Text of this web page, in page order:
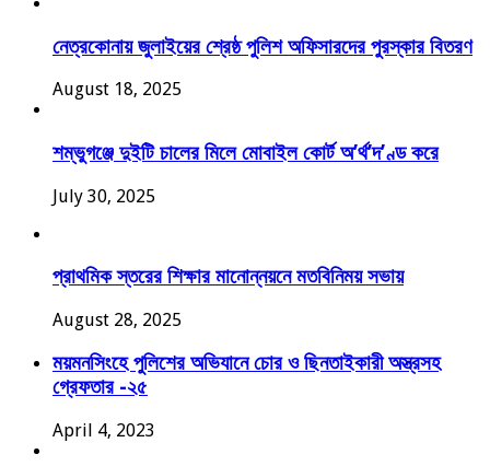
নেত্রকোনায় জুলাইয়ের শ্রেষ্ঠ পুলিশ অফিসারদের পুরস্কার বিতরণ
August 18, 2025
শম্ভুগঞ্জে দুইটি চালের মিলে মোবাইল কোর্ট অ’র্থ’দ’ণ্ড করে
July 30, 2025
প্রাথমিক স্তরের শিক্ষার মানোন্নয়নে মতবিনিময় সভায়
August 28, 2025
ময়মনসিংহে পুলিশের অভিযানে চোর ও ছিনতাইকারী অস্ত্রসহ
গ্রেফতার -২৫
April 4, 2023